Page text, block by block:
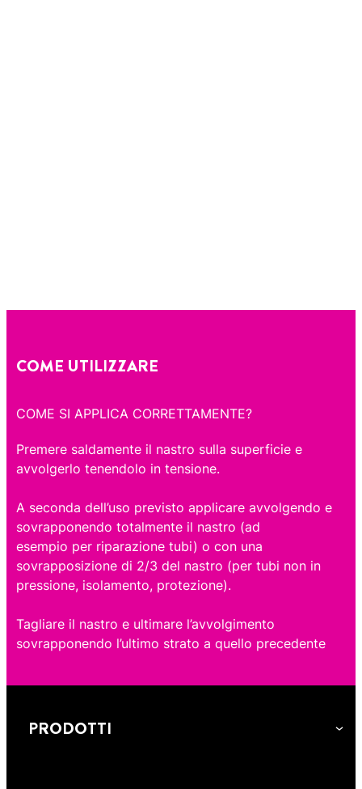
COME UTILIZZARE
COME SI APPLICA CORRETTAMENTE?
Premere saldamente il nastro sulla superficie e
avvolgerlo tenendolo in tensione.
A seconda dell’uso previsto applicare avvolgendo e
sovrapponendo totalmente il nastro (ad
esempio per riparazione tubi) o con una
sovrapposizione di 2/3 del nastro (per tubi non in
pressione, isolamento, protezione).
Tagliare il nastro e ultimare l’avvolgimento
sovrapponendo l’ultimo strato a quello precedente
PRODOTTI